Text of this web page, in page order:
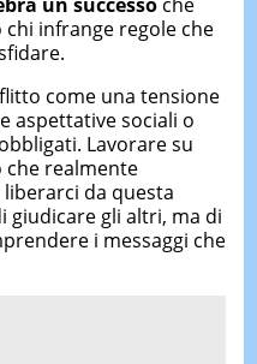
infrange regole che
come una tensione
aspettative sociali o
Lavorare su
che realmente
da questa
giudicare gli altri, ma di
i messaggi che